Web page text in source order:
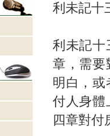
利未記十
利未記十
章，需要
明白，或
付人身體
四章對付